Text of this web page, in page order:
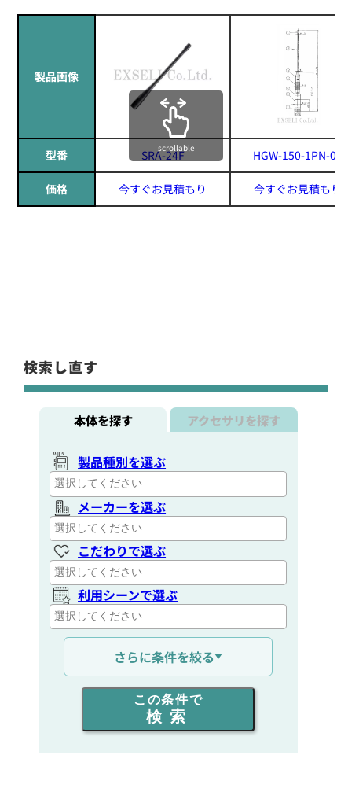
製品画像
型番 SRA-24F HGW-150-1PN-09
価格 今すぐお見積もり 今すぐお見積もり
scrollable
検索し直す
本体を探す アクセサリを探す
製品種別を選ぶ
メーカーを選ぶ
こだわりで選ぶ
利用シーンで選ぶ
通信距離を選ぶ
出力を選ぶ
同時通話人数を選ぶ
さらに条件を絞る
この条件で
検索